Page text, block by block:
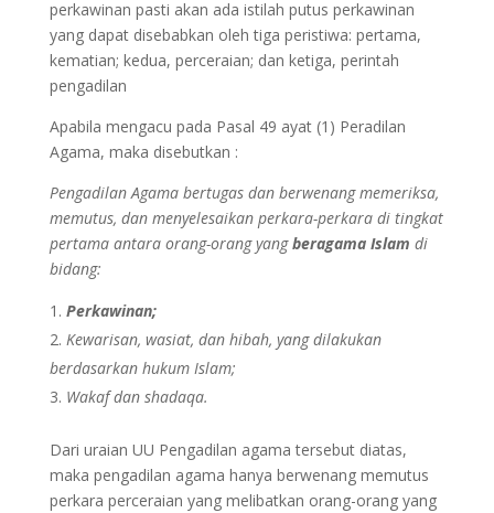
perkawinan pasti akan ada istilah putus perkawinan
yang dapat disebabkan oleh tiga peristiwa: pertama,
kematian; kedua, perceraian; dan ketiga, perintah
pengadilan
Apabila mengacu pada Pasal 49 ayat (1) Peradilan
Agama, maka disebutkan :
Pengadilan Agama bertugas dan berwenang memeriksa,
memutus, dan menyelesaikan perkara-perkara di tingkat
pertama antara orang-orang yangberagama Islam di
bidang:
Perkawinan;
Kewarisan, wasiat, dan hibah, yang dilakukan
berdasarkan hukum Islam;
Wakaf dan shadaqa.
Dari uraian UU Pengadilan agama tersebut diatas,
maka pengadilan agama hanya berwenang memutus
perkara perceraian yang melibatkan orang-orang yang